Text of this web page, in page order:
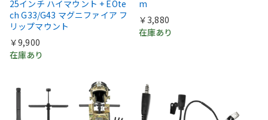
25インチ ハイマウント + EOte
ch G33/G43 マグニファイア フ
リップマウント
￥9,900
在庫あり
m
￥3,880
在庫あり